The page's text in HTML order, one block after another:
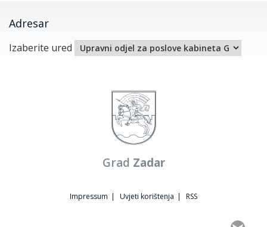
Adresar
Izaberite ured
Grad Zadar
Impressum | Uvjeti korištenja | RSS